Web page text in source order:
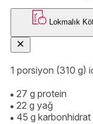
Lokmalık
1 porsiyon (310 g)
27 g protein
22 g yağ
45 g karbonhidrat